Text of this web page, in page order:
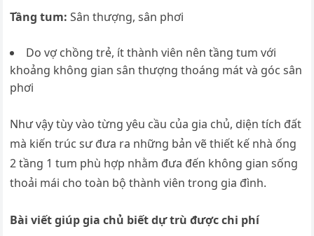
Tầng tum:Sân thượng, sân phơi
Do vợ chồng trẻ, ít thành viên nên tầng tum với
khoảng không gian sân thượng thoáng mát và góc sân
phơi
Như vậy tùy vào từng yêu cầu của gia chủ, diện tích đất
mà kiến trúc sư đưa ra những bản vẽ thiết kế nhà ống
2 tầng 1 tum phù hợp nhằm đưa đến không gian sống
thoải mái cho toàn bộ thành viên trong gia đình.
Bài viết giúp gia chủ biết dự trù được chi phí